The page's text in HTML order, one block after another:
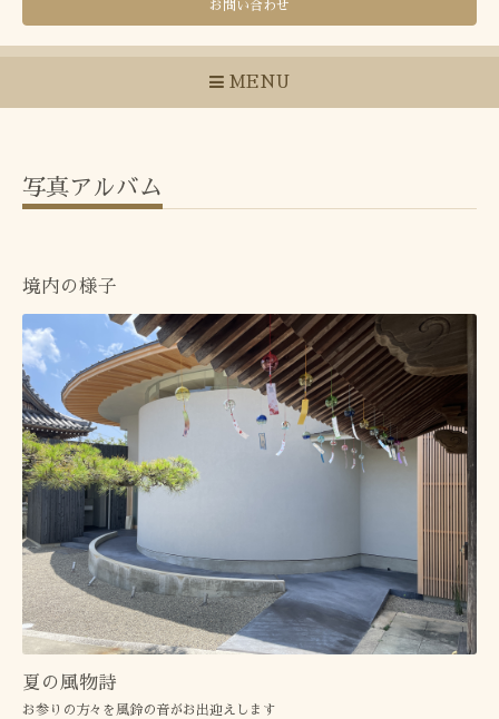
お問い合わせ
MENU
写真アルバム
境内の様子
夏の風物詩
お参りの方々を風鈴の音がお出迎えします